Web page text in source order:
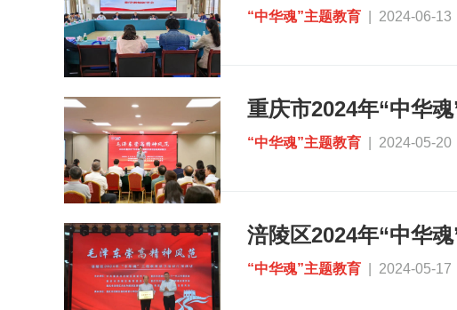
“中华魂”主题教育 | 2024-06-13
“中华魂”主题教育 | 2024-05-20
“中华魂”主题教育 | 2024-05-17